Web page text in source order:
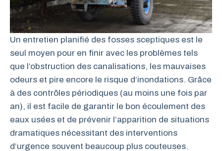
Un entretien planifié des fosses sceptiques est le
seul moyen pour en finir avec les problèmes tels
que l’obstruction des canalisations, les mauvaises
odeurs et pire encore le risque d’inondations. Grâce
à des contrôles périodiques (au moins une fois par
an), il est facile de garantir le bon écoulement des
eaux usées et de prévenir l’apparition de situations
dramatiques nécessitant des interventions
d’urgence souvent beaucoup plus couteuses.